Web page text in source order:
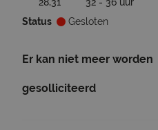
Status
Gesloten
Er kan niet meer worden
gesolliciteerd